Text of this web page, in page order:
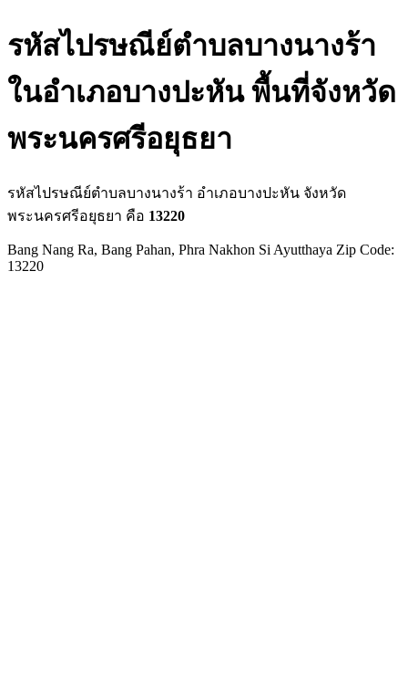
รหัสไปรษณีย์ตำบลบางนางร้า
ในอำเภอบางปะหัน พื้นที่จังหวัด
พระนครศรีอยุธยา
รหัสไปรษณีย์ตำบลบางนางร้า อำเภอบางปะหัน จังหวัด
พระนครศรีอยุธยา คือ 13220
Bang Nang Ra, Bang Pahan, Phra Nakhon Si Ayutthaya Zip Code:
13220